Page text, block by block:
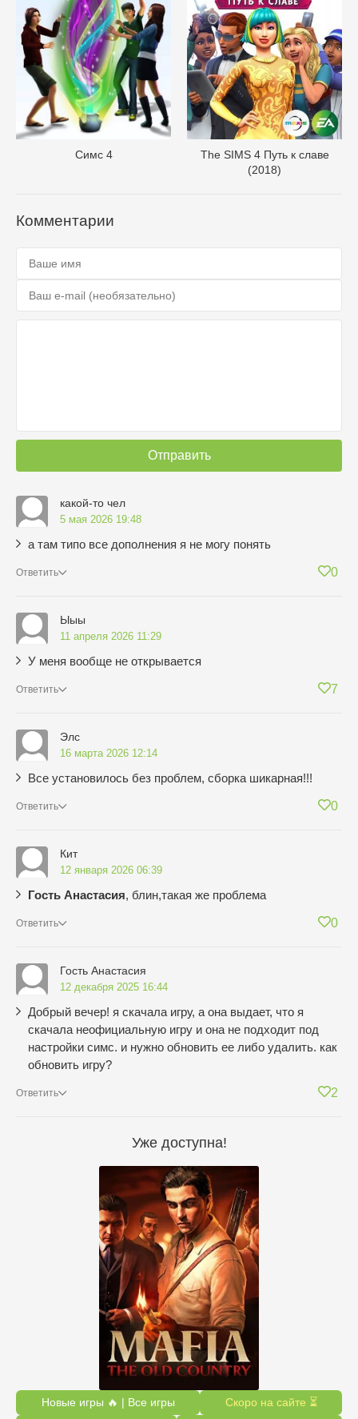
Симс 4
The SIMS 4 Путь к славе
(2018)
Комментарии
Отправить
какой-то чел
5 мая 2026 19:48
а там типо все дополнения я не могу понять
Ответить 0
Ыыы
11 апреля 2026 11:29
У меня вообще не открывается
Ответить 7
Элс
16 марта 2026 12:14
Все установилось без проблем, сборка шикарная!!!
Ответить 0
Кит
12 января 2026 06:39
Гость Анастасия, блин,такая же проблема
Ответить 0
Гость Анастасия
12 декабря 2025 16:44
Добрый вечер! я скачала игру, а она выдает, что я
скачала неофициальную игру и она не подходит под
настройки симс. и нужно обновить ее либо удалить. как
обновить игру?
Ответить 2
Уже доступна!
Новые игры 🔥 | Все игры
Скоро на сайте ⏳